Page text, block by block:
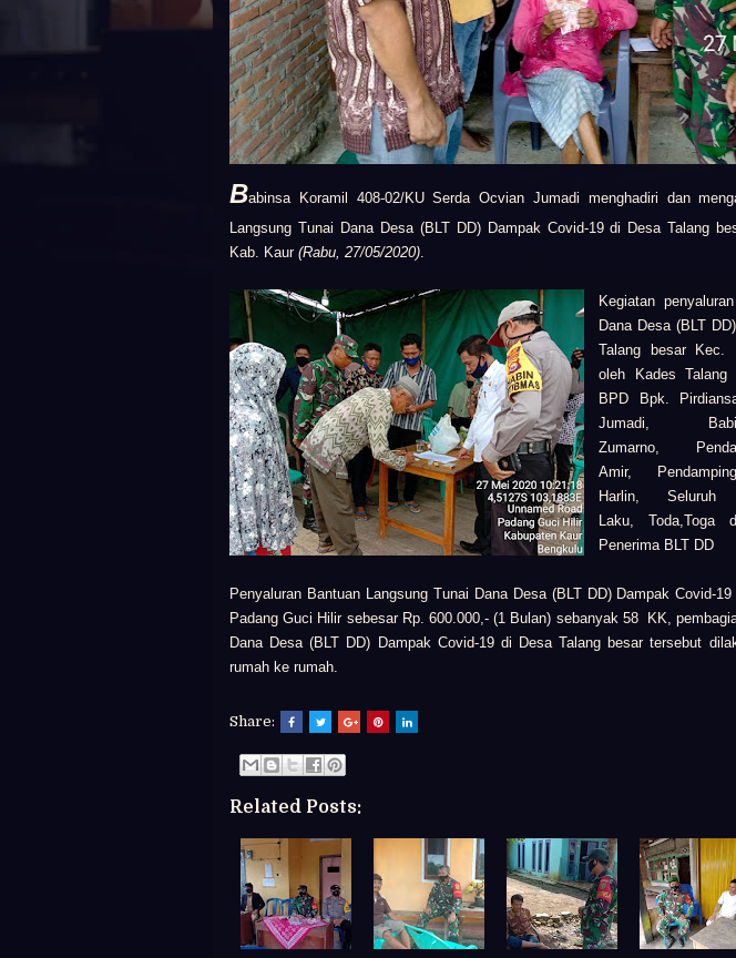
Babinsa Koramil 408-02/KUSerda Ocvian Jumadi menghadiri dan
Langsung Tunai Dana Desa (BLT DD) Dampak Covid-19 di Desa Talang
Kab. Kaur (Rabu, 27/05/2020).
Kegiatan
Dana Desa (BLT
Talang besar Kec.
oleh
Kades
BPD Bpk.
Jumadi, B
Zumarno,
Amir,
Harlin,
Laku,
Penerima BLT DD
Penyaluran Bantuan Langsung Tunai Dana Desa (BLT DD) Dampak Covid-
Padang Guci Hilir sebesar Rp. 600.000,- (1 Bulan) sebanyak 58 KK,
Dana Desa (BLT DD) Dampak Covid-19 di Desa Talang besar tersebut
rumah ke rumah.
Share:
Related Posts: